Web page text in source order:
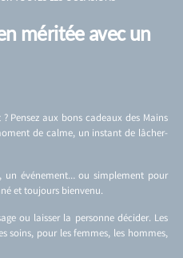
méritée avec un
Pensez aux bons cadeaux des Mains
de calme, un instant de lâcher-
un événement… ou simplement pour
et toujours bienvenu.
ou laisser la personne décider. Les
soins, pour les femmes, les hommes,